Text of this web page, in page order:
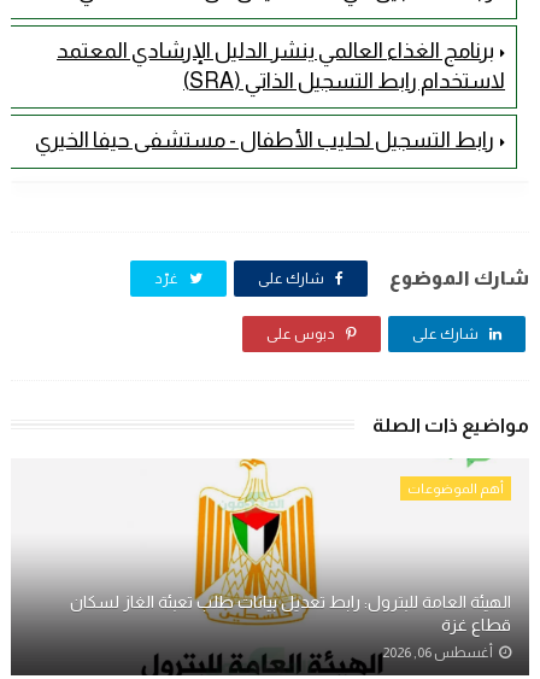
برنامج الغذاء العالمي ينشر الدليل الإرشادي المعتمد
لاستخدام رابط التسجيل الذاتي (SRA)
رابط التسجيل لحليب الأطفال - مستشفى حيفا الخيري
شارك الموضوع شارك على غرّد
شارك على دبوس على
مواضيع ذات الصلة
أهم الموضوعات
الهيئة العامة للبترول: رابط تعديل بيانات طلب تعبئة الغاز لسكان
قطاع غزة
أغسطس 06, 2026